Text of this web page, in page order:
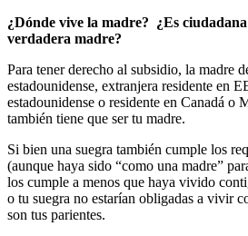
¿Dónde vive la madre? ¿Es
verdadera madre?
Para tener derecho al subsidio, la madre
estadounidense, extranjera residente en
estadounidense o residente en Canadá o
también tiene que ser tu madre.
Si bien una suegra también cumple los
(aunque haya sido “como una madre”
los cumple a menos que haya vivido
o tu suegra no estarían obligadas a vivir
son tus parientes.